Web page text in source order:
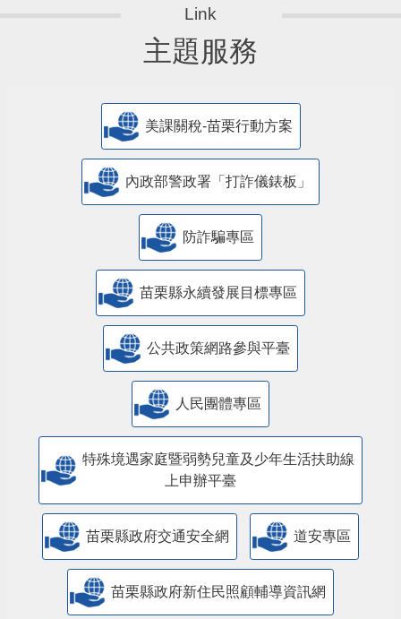
主題服務
美課關稅-苗栗行動方案
內政部警政署「打詐儀錶板」
防詐騙專區
苗栗縣永續發展目標專區
公共政策網路參與平臺
人民團體專區
特殊境遇家庭暨弱勢兒童及少年生活扶助線
上申辦平臺
苗栗縣政府交通安全網 道安專區
苗栗縣政府新住民照顧輔導資訊網